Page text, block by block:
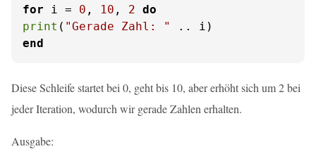
for i = 0 , 10 , 2 do
print ( "Gerade Zahl: "
end
Diese Schleife startet bei 0, geht bis 10, aber erhöht sich um 2 bei
jeder Iteration, wodurch wir gerade Zahlen erhalten.
Ausgabe: